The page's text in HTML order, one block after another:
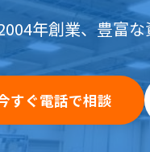
年創業、豊富
すぐ電話で相談